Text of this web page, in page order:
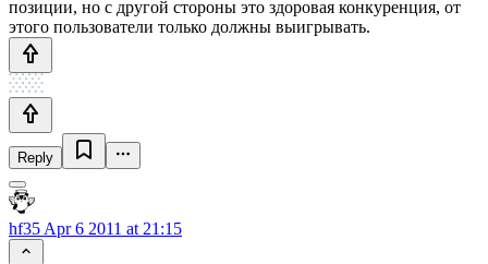
позиции, но с другой стороны это здоровая конкуренция, от
этого пользователи только должны выигрывать.
Reply
hf35 Apr 6 2011 at 21:15